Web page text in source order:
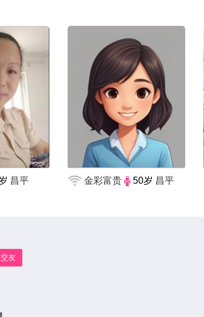
昌平 金彩富贵 50岁 昌平
交友